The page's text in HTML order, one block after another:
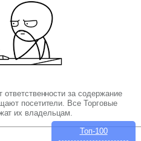
за содержание
посетители. Все Торговые
их владельцам.
Топ-100